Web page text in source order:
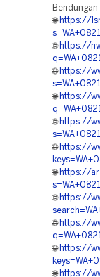
🌐 https://
🌐 https://
🌐 https://
🌐 https://
🌐 https://
🌐 https://
🌐 https://
🌐 https://
🌐 https://
🌐 https://
🌐 https://